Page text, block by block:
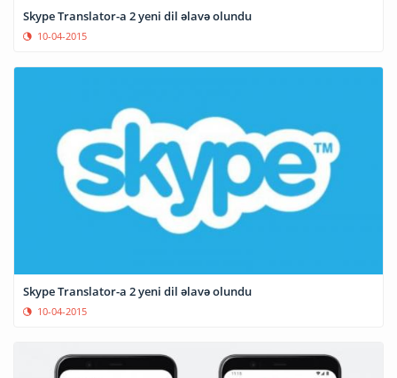
Skype Translator-a 2 yeni dil əlavə olundu
10-04-2015
Skype Translator-a 2 yeni dil əlavə olundu
10-04-2015